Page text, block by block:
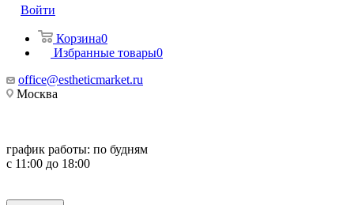
Войти
Корзина0
Избранные товары0
office@estheticmarket.ru
Москва
график работы: по будням
с 11:00 до 18:00